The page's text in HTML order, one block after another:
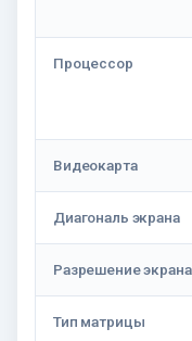
Процессор
Видеокарта
Диагональ экрана
Разрешение экрана
Тип матрицы